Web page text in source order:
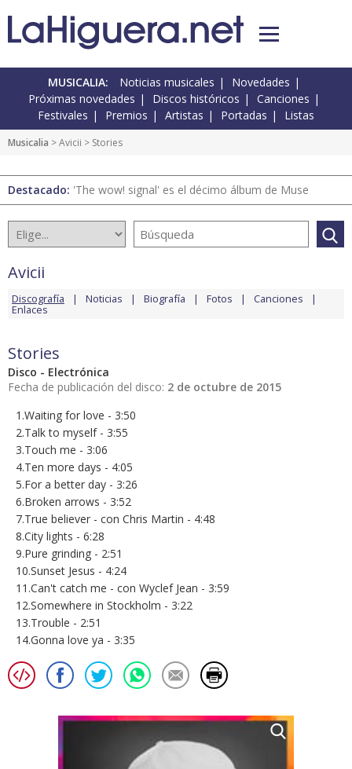
MUSICALIA: Noticias musicales
Novedades
Próximas novedades
Discos históricos
Canciones
Festivales
Premios Artistas Portadas Listas
Musicalia >Avicii > Stories
Destacado: 'The wow! signal' es el décimo álbum de Muse
Avicii
Discografía Noticias Biografía Fotos Canciones
Enlaces
Stories
Disco - Electrónica
Fecha de publicación del disco: 2 de octubre de 2015
1.Waiting for love - 3:50
2.Talk to myself - 3:55
3.Touch me - 3:06
4.Ten more days - 4:05
5.For a better day - 3:26
6.Broken arrows - 3:52
7.True believer - con Chris Martin - 4:48
8.City lights - 6:28
9.Pure grinding - 2:51
10.Sunset Jesus - 4:24
11.Can't catch me - con Wyclef Jean - 3:59
12.Somewhere in Stockholm - 3:22
13.Trouble - 2:51
14.Gonna love ya - 3:35